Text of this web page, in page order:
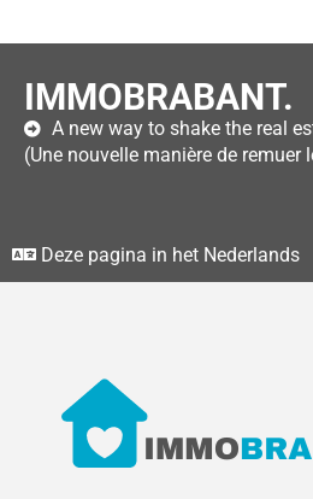
IMMOBRABANT.
A new way to shake the real
(Une nouvelle manière de
Deze pagina in het Nederlands